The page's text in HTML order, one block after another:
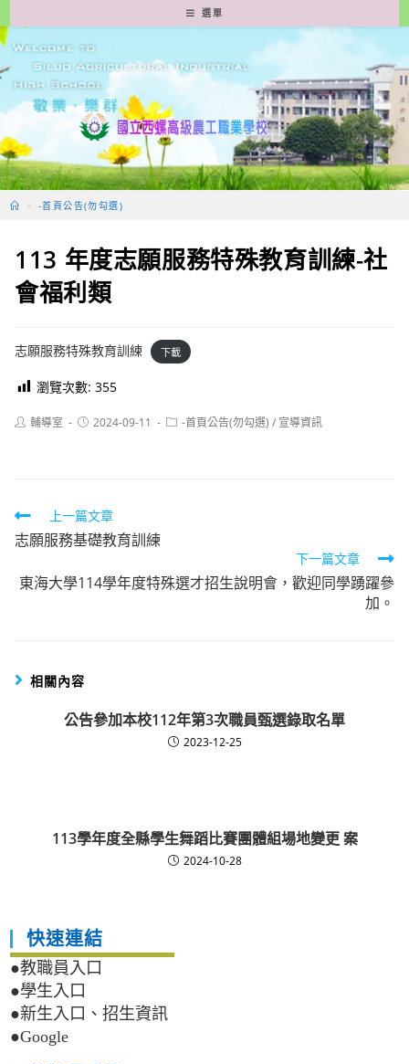
轉
至
要
容
選單
> -首頁公告(勿勾選)
113 年度志願服務特殊教育訓練-社
會福利類
志願服務特殊教育訓練 下載
瀏覽次數: 355
Post輔導室
Post2024-09-11
Post-首頁公告(勿勾選) / 宣導資訊
Read
more
articles
上一篇文章
志願服務基礎教育訓練
下一篇文章
東海大學114學年度特殊選才招生說明會，歡迎同學踴躍參
加。
相關內容
公告參加本校112年第3次職員甄選錄取名單
2023-12-25
113學年度全縣學生舞蹈比賽團體組場地變更 案
2024-10-28
快速連結
●教職員入口
●學生入口
●新生入口、招生資訊
●Google